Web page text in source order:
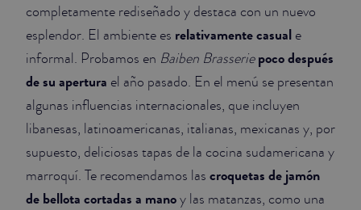
completamente rediseñado y destaca con un nuevo
esplendor. El ambiente es relativamente casual e
informal. Probamos en Baiben Brasserie poco después
de su apertura el año pasado. En el menú se presentan
algunas influencias internacionales, que incluyen
libanesas, latinoamericanas, italianas, mexicanas y, por
supuesto, deliciosas tapas de la cocina sudamericana y
marroquí. Te recomendamos las croquetas de jamón
de bellota cortadas a manoy las matanzas, como una